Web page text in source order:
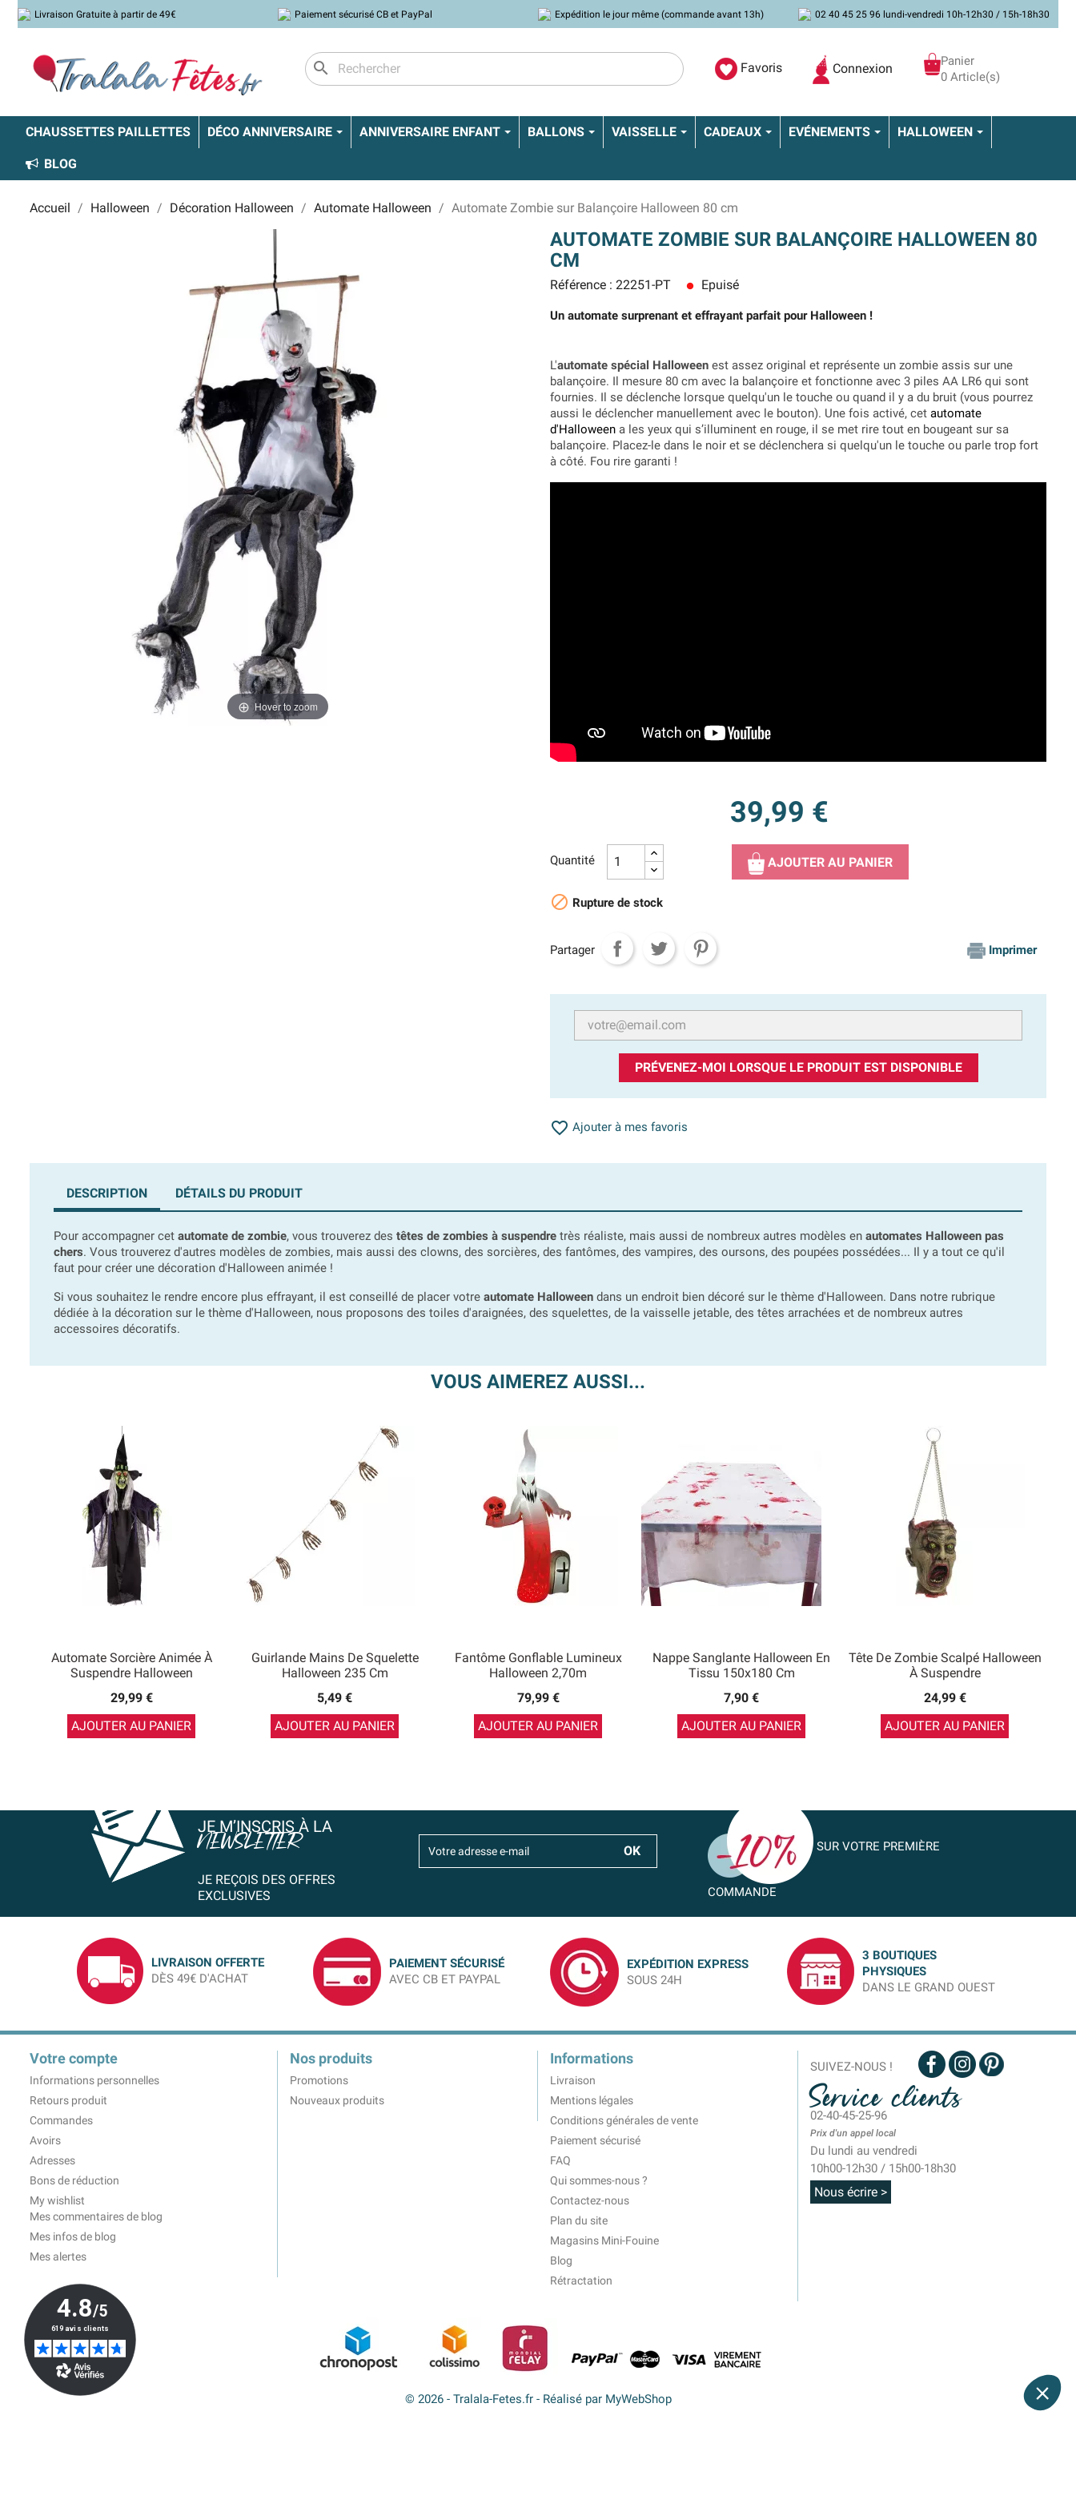
Livraison Gratuite à partir de 49€ Paiement sécurisé CB et PayPal Expédition le jour même (commande avant 13h) 02 40 45 25 96 lundi-vendredi 10h-12h30 / 15h-18h30
search Favoris Connexion
Panier
0 Article(s)
CHAUSSETTES PAILLETTES DÉCO ANNIVERSAIRE ANNIVERSAIRE ENFANT BALLONS VAISSELLE CADEAUX EVÉNEMENTS HALLOWEEN
BLOG
Accueil Halloween Décoration Halloween Automate Halloween Automate Zombie sur Balançoire Halloween 80 cm
Hover to zoom
AUTOMATE ZOMBIE SUR BALANÇOIRE HALLOWEEN 80
CM
Référence : 22251-PT lens Epuisé
Un automate surprenant et effrayant parfait pour Halloween !
L'automate spécial Halloween est assez original et représente un zombie assis sur une
balançoire. Il mesure 80 cm avec la balançoire et fonctionne avec 3 piles AA LR6 qui sont
fournies. Il se déclenche lorsque quelqu'un le touche ou quand il y a du bruit (vous pourrez
aussi le déclencher manuellement avec le bouton). Une fois activé, cet automate
d'Halloween a les yeux qui s’illuminent en rouge, il se met rire tout en bougeant sur sa
balançoire. Placez-le dans le noir et se déclenchera si quelqu'un le touche ou parle trop fort
à côté. Fou rire garanti !
39,99 €
Quantité AJOUTER AU PANIER
 Rupture de stock
Partager Imprimer
PRÉVENEZ-MOI LORSQUE LE PRODUIT EST DISPONIBLE
 Ajouter à mes favoris
DESCRIPTION DÉTAILS DU PRODUIT
Pour accompagner cet automate de zombie, vous trouverez des têtes de zombies à suspendre très réaliste, mais aussi de nombreux autres modèles en automates Halloween pas
chers. Vous trouverez d'autres modèles de zombies, mais aussi des clowns, des sorcières, des fantômes, des vampires, des oursons, des poupées possédées... Il y a tout ce qu'il
faut pour créer une décoration d'Halloween animée !
Si vous souhaitez le rendre encore plus effrayant, il est conseillé de placer votre automate Halloween dans un endroit bien décoré sur le thème d'Halloween. Dans notre rubrique
dédiée à la décoration sur le thème d'Halloween, nous proposons des toiles d'araignées, des squelettes, de la vaisselle jetable, des têtes arrachées et de nombreux autres
accessoires décoratifs.
VOUS AIMEREZ AUSSI...
Automate Sorcière Animée À
Suspendre Halloween
29,99 €
AJOUTER AU PANIER
Guirlande Mains De Squelette
Halloween 235 Cm
5,49 €
AJOUTER AU PANIER
Fantôme Gonflable Lumineux
Halloween 2,70m
79,99 €
AJOUTER AU PANIER
Nappe Sanglante Halloween En
Tissu 150x180 Cm
7,90 €
AJOUTER AU PANIER
Tête De Zombie Scalpé Halloween
À Suspendre
24,99 €
AJOUTER AU PANIER
JE M’INSCRIS À LA
NEWSLETTER
JE REÇOIS DES OFFRES
EXCLUSIVES
SUR VOTRE PREMIÈRE
COMMANDE
LIVRAISON OFFERTE
DÈS 49€ D'ACHAT
PAIEMENT SÉCURISÉ
AVEC CB ET PAYPAL
EXPÉDITION EXPRESS
SOUS 24H
3 BOUTIQUES
PHYSIQUES
DANS LE GRAND OUEST
Votre compte
Informations personnelles
Retours produit
Commandes
Avoirs
Adresses
Bons de réduction
My wishlist
Mes commentaires de blog
Mes infos de blog
Mes alertes
Nos produits
Promotions
Nouveaux produits
Informations
Livraison
Mentions légales
Conditions générales de vente
Paiement sécurisé
FAQ
Qui sommes-nous ?
Contactez-nous
Plan du site
Magasins Mini-Fouine
Blog
Rétractation
SUIVEZ-NOUS !
Service clients
02-40-45-25-96
Prix d'un appel local
Du lundi au vendredi
10h00-12h30 / 15h00-18h30
Nous écrire >
© 2026 - Tralala-Fetes.fr - Réalisé par MyWebShop